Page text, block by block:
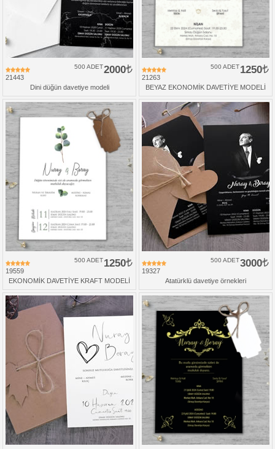
21443
2000
500 ADET
Dini düğün davetiye modeli
21263
1250
500 ADET
BEYAZ EKONOMİK DAVETİYE MODELİ
19559
1250
500 ADET
EKONOMİK DAVETİYE KRAFT MODELİ
19327
3000
500 ADET
Atatürklü davetiye örnekleri